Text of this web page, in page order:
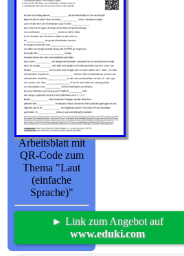
Arbeitsblatt mit
QR-Code zum
Thema "Laut
(einfache
Sprache)"
► Link zum Angebot auf
www.eduki.com